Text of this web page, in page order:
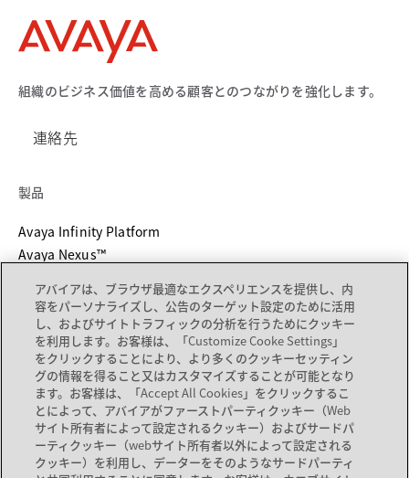
組織のビジネス価値を高める顧客とのつながりを強化します。
連絡先
製品
Avaya Infinity Platform
Avaya Nexus™
デバイスカタログ
サービス ＆ サポート
サポート新しいタブで開く
ドキュメント 新しいタブで開く
サービス
パートナーロケーター
アバイアは、ブラウザ最適なエクスペリエンスを提供し、内
容をパーソナライズし、公告のターゲット設定のために活用
し、およびサイトトラフィックの分析を行うためにクッキー
を利用します。お客様は、「Customize Cooke Settings」
をクリックすることにより、より多くのクッキーセッティン
グの情報を得ること又はカスタマイズすることが可能となり
ます。お客様は、「Accept All Cookies」をクリックするこ
とによって、アバイアがファーストパーティクッキー（Web
サイト所有者によって設定されるクッキー）およびサードパ
ーティクッキー（webサイト所有者以外によって設定される
クッキー）を利用し、データーをそのようなサードパーティ